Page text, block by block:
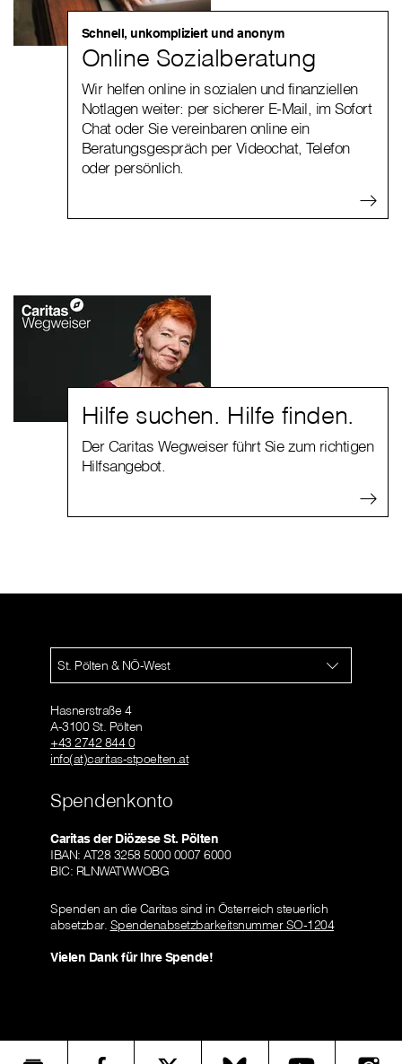
Schnell, unkompliziert und anonym
Online Sozialberatung
Wir helfen online in sozialen und finanziellen
Notlagen weiter: per sicherer E-Mail, im Sofort
Chat oder Sie vereinbaren online ein
Beratungsgespräch per Videochat, Telefon
oder persönlich.
Hilfe suchen. Hilfe finden.
Der Caritas Wegweiser führt Sie zum richtigen
Hilfsangebot.
St. Pölten & NÖ-West
Hasnerstraße 4
A-3100 St. Pölten
+43 2742 844 0
info(at)caritas-stpoelten.at
Spendenkonto
Caritas der Diözese St. Pölten
IBAN: AT28 3258 5000 0007 6000
BIC: RLNWATWWOBG
Spenden an die Caritas sind in Österreich steuerlich
absetzbar. Spendenabsetzbarkeitsnummer SO-1204
Vielen Dank für Ihre Spende!